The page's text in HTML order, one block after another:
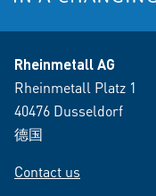
Rheinmetall AG
Rheinmetall Platz 1
40476 Dusseldorf
德国
Contact us